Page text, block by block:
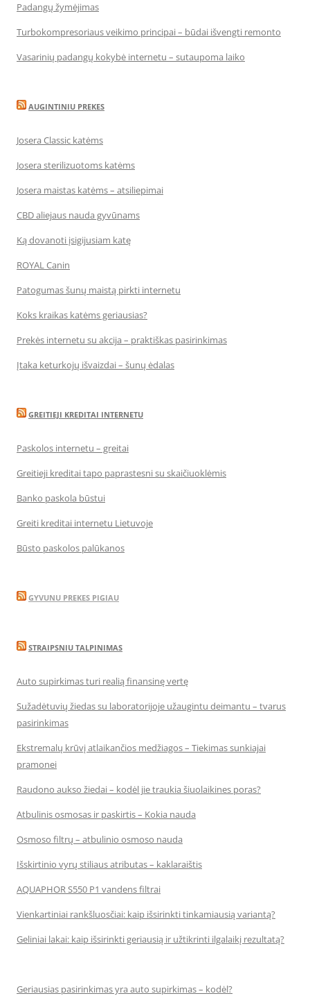
Padangų žymėjimas
Turbokompresoriaus veikimo principai – būdai išvengti remonto
Vasarinių padangų kokybė internetu – sutaupoma laiko
AUGINTINIU PREKES
Josera Classic katėms
Josera sterilizuotoms katėms
Josera maistas katėms – atsiliepimai
CBD aliejaus nauda gyvūnams
Ką dovanoti įsigijusiam katę
ROYAL Canin
Patogumas šunų maistą pirkti internetu
Koks kraikas katėms geriausias?
Prekės internetu su akcija – praktiškas pasirinkimas
Įtaka keturkojų išvaizdai – šunų ėdalas
GREITIEJI KREDITAI INTERNETU
Paskolos internetu – greitai
Greitieji kreditai tapo paprastesni su skaičiuoklėmis
Banko paskola būstui
Greiti kreditai internetu Lietuvoje
Būsto paskolos palūkanos
GYVUNU PREKES PIGIAU
STRAIPSNIU TALPINIMAS
Auto supirkimas turi realią finansinę vertę
Sužadėtuvių žiedas su laboratorijoje užaugintu deimantu – tvarus
pasirinkimas
Ekstremalų krūvį atlaikančios medžiagos – Tiekimas sunkiajai
pramonei
Raudono aukso žiedai – kodėl jie traukia šiuolaikines poras?
Atbulinis osmosas ir paskirtis – Kokia nauda
Osmoso filtrų – atbulinio osmoso nauda
Išskirtinio vyrų stiliaus atributas – kaklaraištis
AQUAPHOR S550 P1 vandens filtrai
Vienkartiniai rankšluosčiai: kaip išsirinkti tinkamiausią variantą?
Geliniai lakai: kaip išsirinkti geriausią ir užtikrinti ilgalaikį rezultatą?
Geriausias pasirinkimas yra auto supirkimas – kodėl?